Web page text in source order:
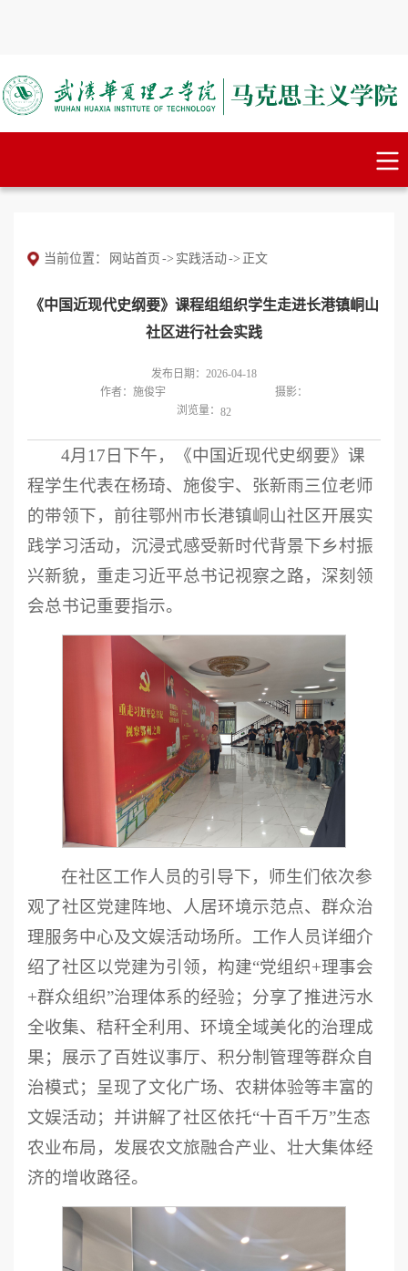
当前位置： 网站首页 -> 实践活动-> 正文
《中国近现代史纲要》课程组组织学生走进长港镇峒山
社区进行社会实践
发布日期：2026-04-18
作者：施俊宇
摄影：
浏览量： 82
4月17日下午，《中国近现代史纲要》课
程学生代表在杨琦、施俊宇、张新雨三位老师
的带领下，前往鄂州市长港镇峒山社区开展实
践学习活动，沉浸式感受新时代背景下乡村振
兴新貌，重走习近平总书记视察之路，深刻领
会总书记重要指示。
在社区工作人员的引导下，师生们依次参
观了社区党建阵地、人居环境示范点、群众治
理服务中心及文娱活动场所。工作人员详细介
绍了社区以党建为引领，构建“党组织+理事会
+群众组织”治理体系的经验；分享了推进污水
全收集、秸秆全利用、环境全域美化的治理成
果；展示了百姓议事厅、积分制管理等群众自
治模式；呈现了文化广场、农耕体验等丰富的
文娱活动；并讲解了社区依托“十百千万”生态
农业布局，发展农文旅融合产业、壮大集体经
济的增收路径。